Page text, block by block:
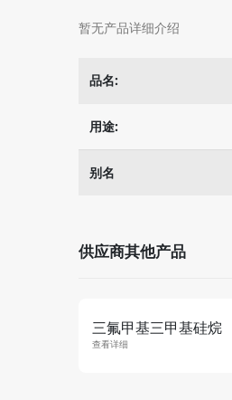
暂无产品详细介绍
品名:
用途:
别名
供应商其他产品
三氟甲基三甲基硅烷
查看详细